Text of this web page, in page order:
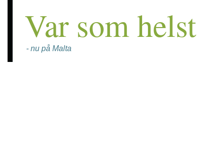
Var som helst
- nu på Malta